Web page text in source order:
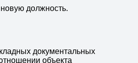
должность.
документальных
объекта